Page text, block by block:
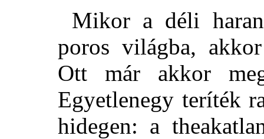
Mikor a déli
poros világba,
Ott már akkor
Egyetlenegy teríték
hidegen: a